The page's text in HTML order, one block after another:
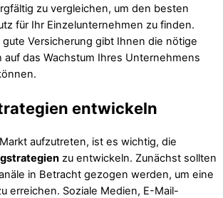
zu vergleichen, um den besten
für Ihr Einzelunternehmen zu finden.
gute Versicherung gibt Ihnen die nötige
auf das Wachstum Ihres Unternehmens
entwickeln
aufzutreten, ist es wichtig, die
zu entwickeln. Zunächst sollten
in Betracht gezogen werden, um eine
erreichen. Soziale Medien, E-Mail-